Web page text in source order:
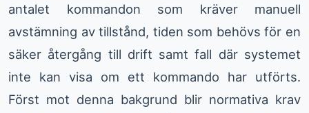
antalet kommandon som kräver manuell
avstämning av tillstånd, tiden som behövs för en
säker återgång till drift samt fall där systemet
inte kan visa om ett kommando har utförts.
Först mot denna bakgrund blir normativa krav